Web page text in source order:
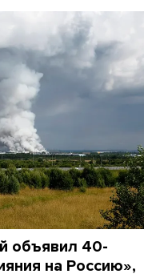
объявил 40-
на Россию»,